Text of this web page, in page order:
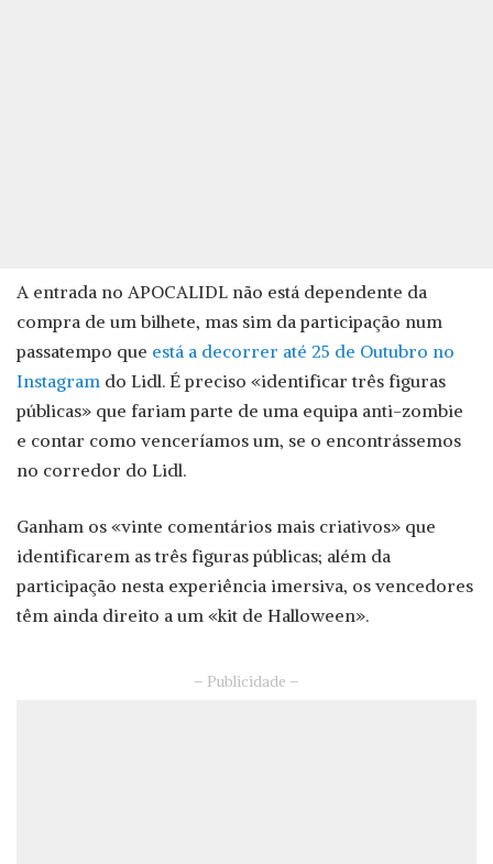
A entrada no APOCALIDL não está dependente da
compra de um bilhete, mas sim da participação num
passatempo que está a decorrer até 25 de Outubro no
Instagram do Lidl. É preciso «identificar três figuras
públicas» que fariam parte de uma equipa anti-zombie
e contar como venceríamos um, se o encontrássemos
no corredor do Lidl.
Ganham os «vinte comentários mais criativos» que
identificarem as três figuras públicas; além da
participação nesta experiência imersiva, os vencedores
têm ainda direito a um «kit de Halloween».
– Publicidade –